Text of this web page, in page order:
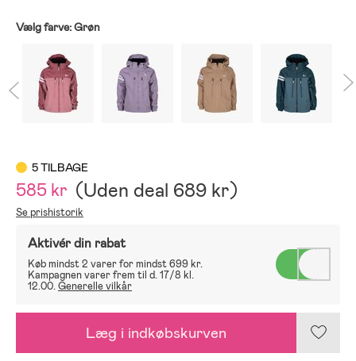
Vælg farve:Grøn
5 TILBAGE
585 kr (Uden deal 689 kr)
Se prishistorik
Aktivér din rabat
Køb mindst 2 varer for mindst 699 kr.
Kampagnen varer frem til d. 17/8 kl.
12.00.Generelle vilkår
Læg i indkøbskurven